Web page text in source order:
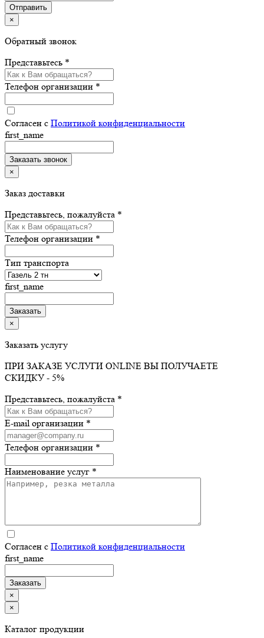
×
Обратный звонок
Представьтесь *
Телефон организации *
Согласен с Политикой конфиденциальности
first_name
×
Заказ доставки
Представьтесь, пожалуйста *
Телефон организации *
Тип транспорта
first_name
×
Заказать услугу
ПРИ ЗАКАЗЕ УСЛУГИ ONLINE ВЫ ПОЛУЧАЕТЕ
СКИДКУ - 5%
Представьтесь, пожалуйста *
E-mail организации *
Телефон организации *
Наименование услуг *
Согласен с Политикой конфиденциальности
first_name
×
×
Каталог продукции